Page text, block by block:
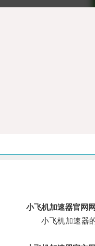
小飞机加速器官网
小飞机加速器的